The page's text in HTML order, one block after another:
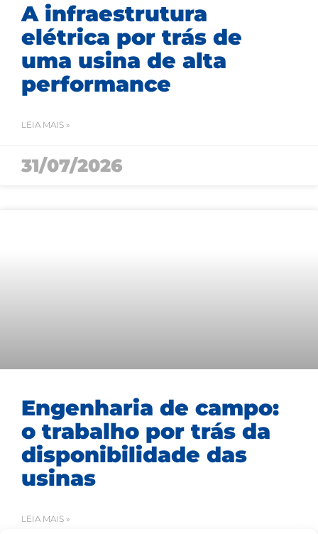
A infraestrutura
elétrica por trás de
uma usina de alta
performance
LEIA MAIS »
31/07/2026
Engenharia de campo:
o trabalho por trás da
disponibilidade das
usinas
LEIA MAIS »